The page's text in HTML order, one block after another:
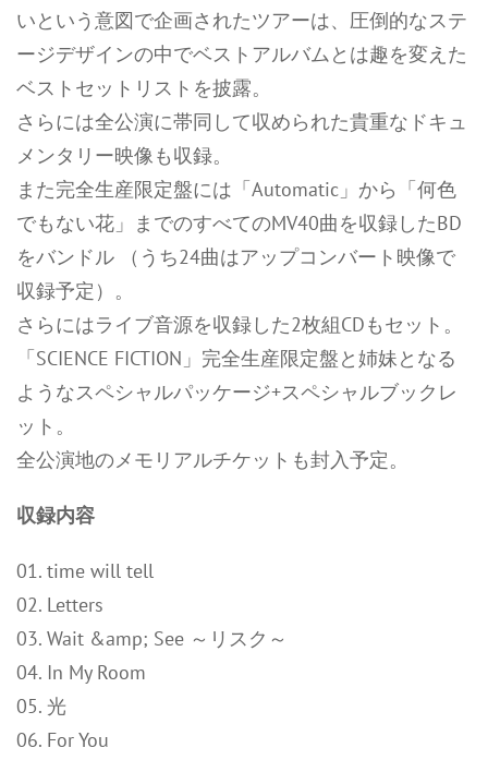
いという意図で企画されたツアーは、圧倒的なステ
ージデザインの中でベストアルバムとは趣を変えた
ベストセットリストを披露。
さらには全公演に帯同して収められた貴重なドキュ
メンタリー映像も収録。
また完全生産限定盤には「Automatic」から「何色
でもない花」までのすべてのMV40曲を収録したBD
をバンドル （うち24曲はアップコンバート映像で
収録予定）。
さらにはライブ音源を収録した2枚組CDもセット。
「SCIENCE FICTION」完全生産限定盤と姉妹となる
ようなスペシャルパッケージ+スペシャルブックレ
ット。
全公演地のメモリアルチケットも封入予定。
収録内容
01. time will tell
02. Letters
03. Wait &amp; See ～リスク～
04. In My Room
05. 光
06. For You